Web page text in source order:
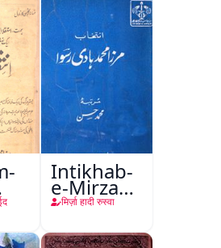
Intikhab-
e-Mirza
Hadi
मिर्ज़ा हादी रुस्वा